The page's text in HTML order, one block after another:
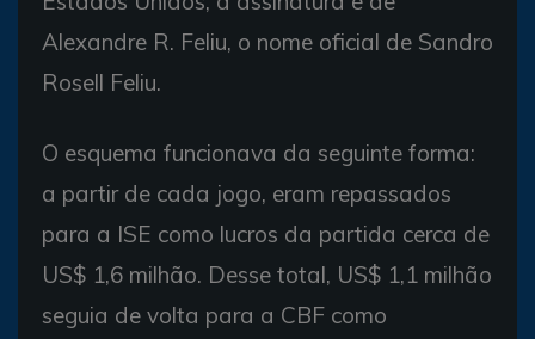
Alexandre R. Feliu, o nome oficial de Sandro
Rosell Feliu.
O esquema funcionava da seguinte forma:
a partir de cada jogo, eram repassados
para a ISE como lucros da partida cerca de
US$ 1,6 milhão. Desse total, US$ 1,1 milhão
seguia de volta para a CBF como